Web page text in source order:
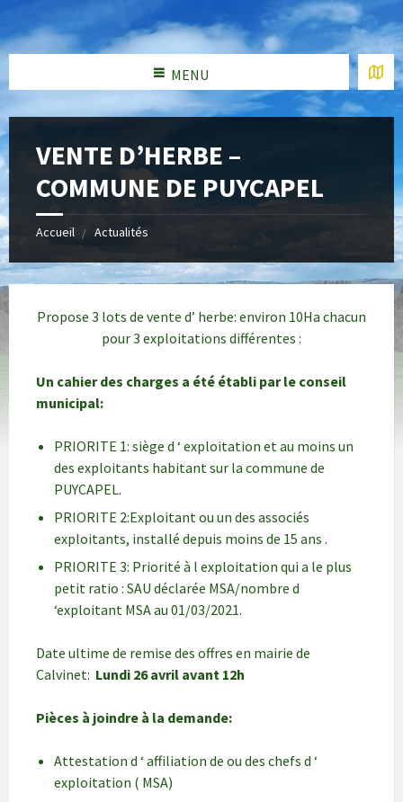
MENU
VENTE D’HERBE –
COMMUNE DE PUYCAPEL
Accueil Actualités
Propose 3 lots de vente d’ herbe: environ 10Ha chacun
pour 3 exploitations différentes :
Un cahier des charges a été établi par le conseil
municipal:
PRIORITE 1: siège d ‘ exploitation et au moins un
des exploitants habitant sur la commune de
PUYCAPEL.
PRIORITE 2:Exploitant ou un des associés
exploitants, installé depuis moins de 15 ans .
PRIORITE 3: Priorité à l exploitation qui a le plus
petit ratio : SAU déclarée MSA/nombre d
‘exploitant MSA au 01/03/2021.
Date ultime de remise des offres en mairie de
Calvinet: Lundi 26 avril avant 12h
Pièces à joindre à la demande:
Attestation d ‘ affiliation de ou des chefs d ‘
exploitation ( MSA)